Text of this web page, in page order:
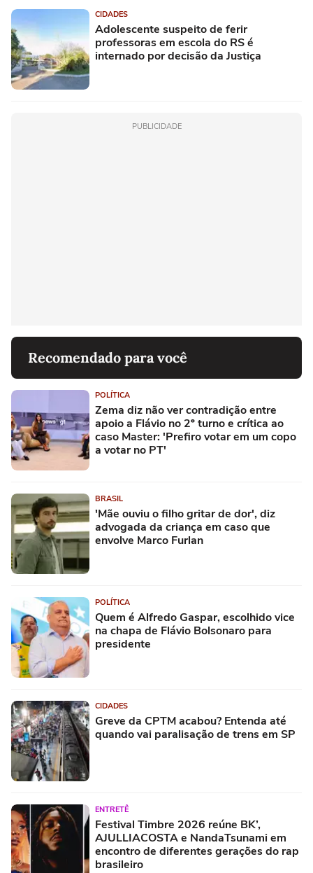
CIDADES
Adolescente suspeito de ferir
professoras em escola do RS é
internado por decisão da Justiça
PUBLICIDADE
Recomendado para você
POLÍTICA
Zema diz não ver contradição entre
apoio a Flávio no 2º turno e crítica ao
caso Master: 'Prefiro votar em um copo
a votar no PT'
BRASIL
'Mãe ouviu o filho gritar de dor', diz
advogada da criança em caso que
envolve Marco Furlan
POLÍTICA
Quem é Alfredo Gaspar, escolhido vice
na chapa de Flávio Bolsonaro para
presidente
CIDADES
Greve da CPTM acabou? Entenda até
quando vai paralisação de trens em SP
ENTRETÊ
Festival Timbre 2026 reúne BK’,
AJULLIACOSTA e NandaTsunami em
encontro de diferentes gerações do rap
brasileiro